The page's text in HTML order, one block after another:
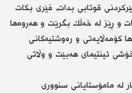
قوتابی بدات، فێری بكات
و ڕێز لە خەڵك بگرێت و هەروەها
كۆمەڵایەتی و رەوشتیەكانی
ئینتیمای هەبێت و وڵاتی
لە مامۆستایانی سنووری